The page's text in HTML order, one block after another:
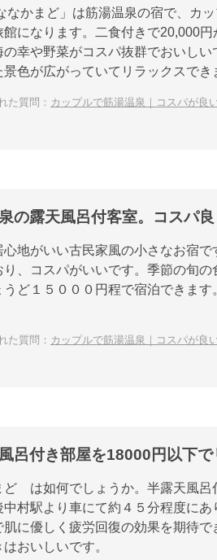
なかまど」は筋湯温泉の宿で、カ
館になります。二食付きで20,000
の幸や野菜がコスパ抜群でおいし
景色が広がっていてリラックスでき
た質問： カップルで筋湯温泉｜コスパが良
の露天風呂付客室。コスパ良
心地がいい古民家風の小さなお宿
り、コスパがいいです。季節の旬
うど１５０００円程で宿泊できま
た質問： カップルで筋湯温泉｜コスパが良
呂付き部屋を18000円以下
ど は如何でしょうか。半露天風呂
中村駅より車にて約４５分程度に
肌に優しく疲労回復の効果を期待
おいしいです。